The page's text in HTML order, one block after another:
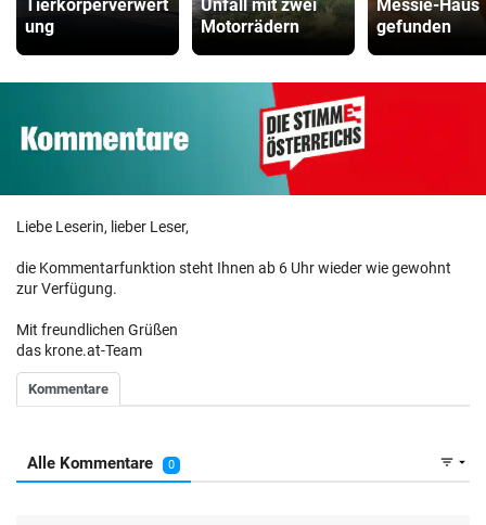
Tierkörperverwert
ung
Unfall mit zwei
Motorrädern
Messie-Haus
gefunden
Liebe Leserin, lieber Leser,
die Kommentarfunktion steht Ihnen ab 6 Uhr wieder wie gewohnt
zur Verfügung.
Mit freundlichen Grüßen
das krone.at-Team